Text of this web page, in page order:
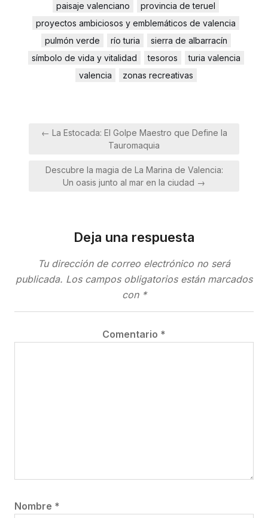
paisaje valenciano
provincia de teruel
proyectos ambiciosos y emblemáticos de valencia
pulmón verde
río turia
sierra de albarracín
símbolo de vida y vitalidad
tesoros
turia valencia
valencia
zonas recreativas
Navegación
← La Estocada: El Golpe Maestro que Define la
Tauromaquia
Descubre la magia de La Marina de Valencia:
Un oasis junto al mar en la ciudad →
Deja una respuesta
Tu dirección de correo electrónico no será
publicada. Los campos obligatorios están marcados
con *
Comentario *
Nombre *